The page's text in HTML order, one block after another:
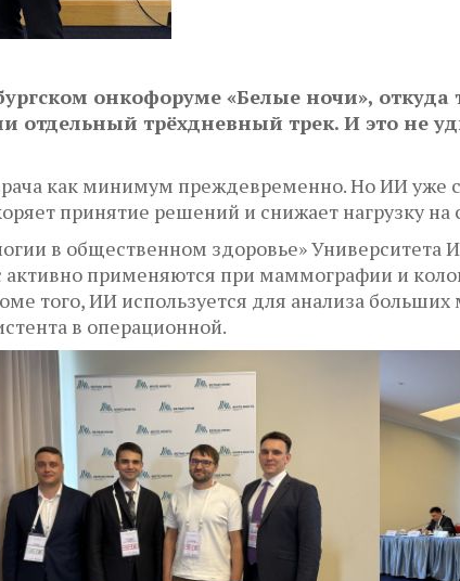
онкофоруме «Белые ночи», откуда
отдельный трёхдневный трек. И это не
как минимум преждевременно. Но ИИ
принятие решений и снижает нагрузку на
в общественном здоровье»
активно применяются при маммографии и
того, ИИ используется для анализа больших
в операционной.